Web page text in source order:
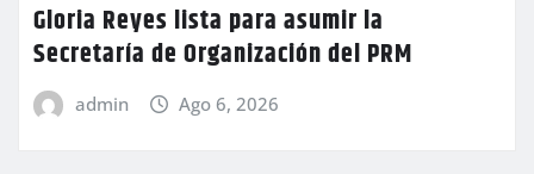
Gloria Reyes lista para asumir la
Secretaría de Organización del PRM
admin Ago 6, 2026